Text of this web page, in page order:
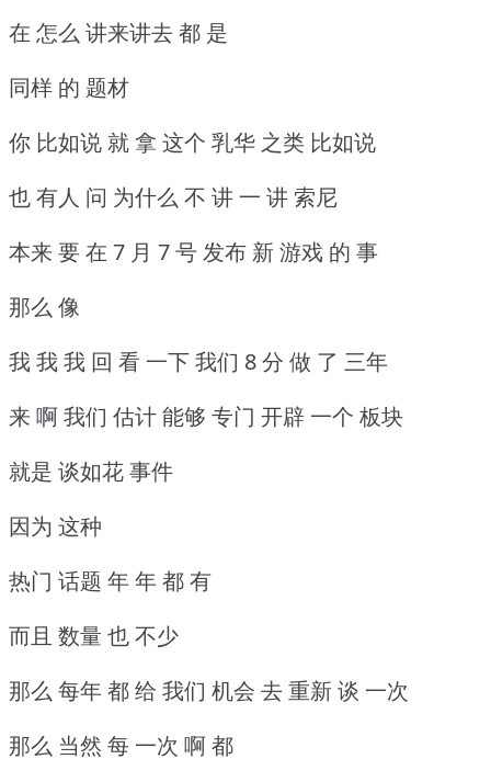
在 怎么 讲来讲去 都 是
同样 的 题材
你 比如说 就 拿 这个 乳华 之类 比如说
也 有人 问 为什么 不 讲 一 讲 索尼
本来 要 在 7 月 7 号 发布 新 游戏 的 事
那么 像
我 我 我 回 看 一下 我们 8 分 做 了 三年
来 啊 我们 估计 能够 专门 开辟 一个 板块
就是 谈如花 事件
因为 这种
热门 话题 年 年 都 有
而且 数量 也 不少
那么 每年 都 给 我们 机会 去 重新 谈 一次
那么 当然 每 一次 啊 都